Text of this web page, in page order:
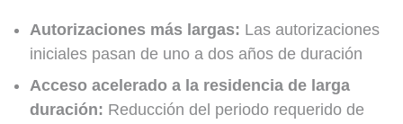
Autorizaciones más largas: Las autorizaciones
iniciales pasan de uno a dos años de duración
Acceso acelerado a la residencia de larga
duración: Reducción del periodo requerido de